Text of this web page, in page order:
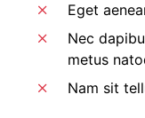
Eget
Nec
metus
Nam sit